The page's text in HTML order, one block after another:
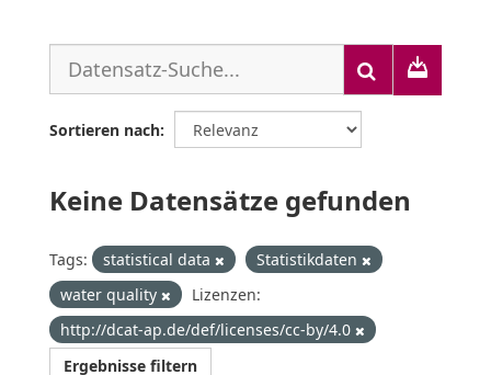
Sortieren nach
Keine Datensätze gefunden
Tags: statistical data
Statistikdaten
water quality
Lizenzen:
http://dcat-ap.de/def/licenses/cc-by/4.0
Ergebnisse filtern